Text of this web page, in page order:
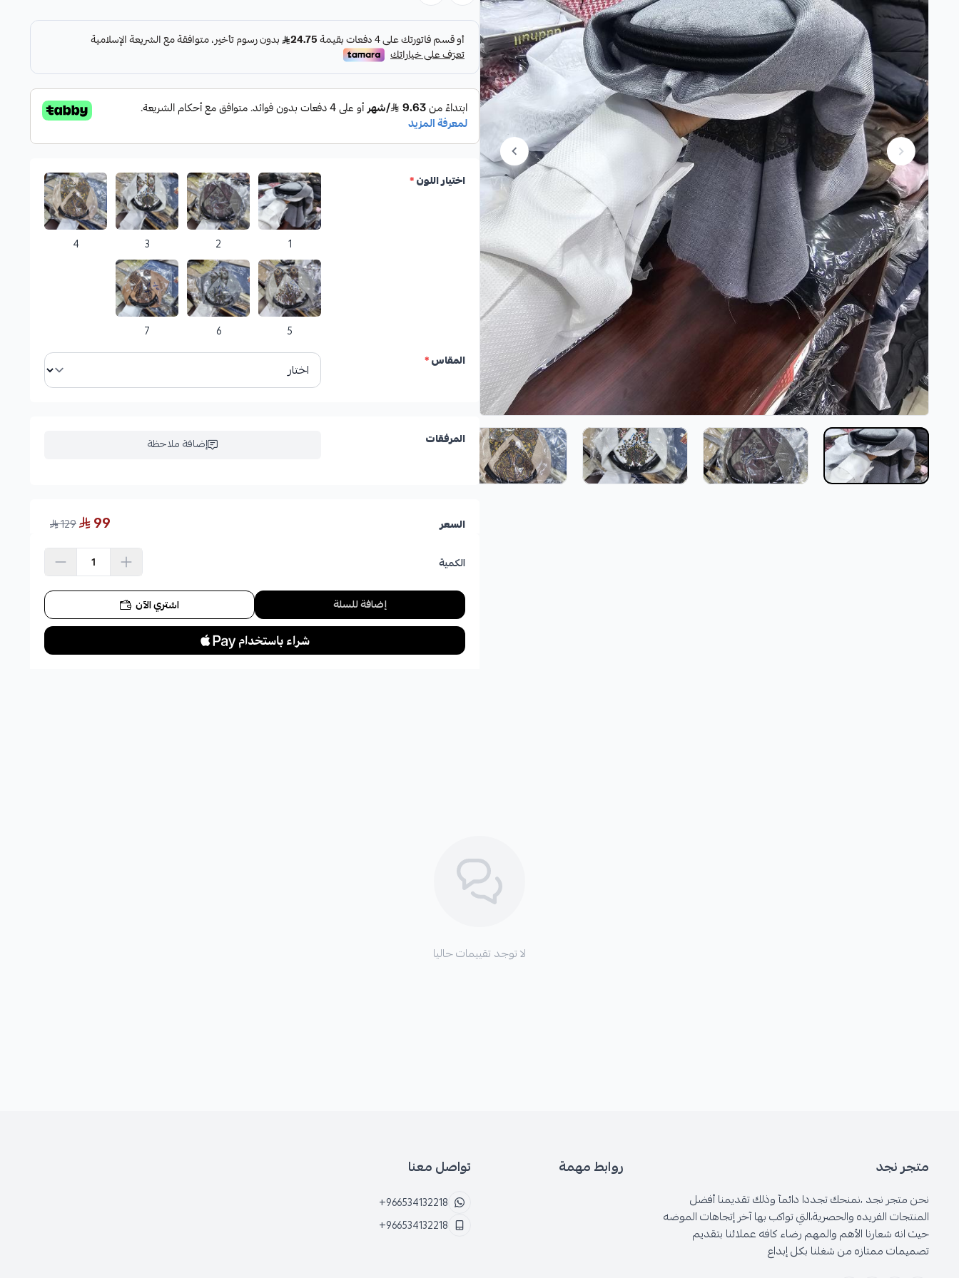
يتميز بخيوط قطنية ناعمة ونقوش تراثية دقيقة بألوان دافئة تعكس الهوية العربية
يكمله العقال الأسود ليضفي على الإطلالة المسة من الوقار والأناقة الرجولية. مثالي للمناسبات الوطنية
والاجتماعية، ولكل من يعتز بتراثه ويرتدي الأصالة بثقة.
اختيار اللون*
1
2
3
4
5
6
7
المقاس*
المرفقات إضافة ملاحظة
السعر 99
129
الكمية
إضافة للسلة اشتري الآن
لا توجد تقييمات حاليا
متجر نجد
نحن متجر نجد ،نمنحك تجددا دائمآ وذلك تقديمنا أفضل
المنتجات الفريده والحصرية،التي تواكب بها آخر إتجاهات الموضه
حيث انه شعارنا الأهم والمهم رضاء كافه عملائنا بتقديم
تصميمات ممتازه من شغلنا بكل إبداع
روابط مهمة تواصل معنا
+966534132218
+966534132218